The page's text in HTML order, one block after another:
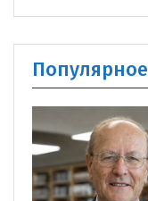
Популярное